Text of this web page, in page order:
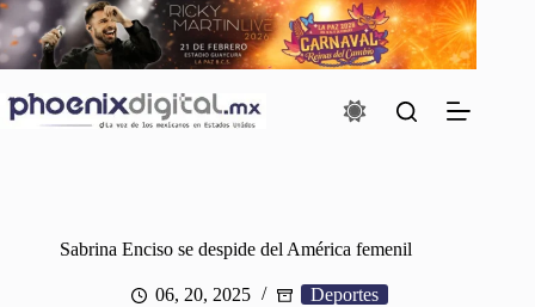
Saltar
al
contenido
Sabrina Enciso se despide del América femenil
06, 20, 2025 Deportes